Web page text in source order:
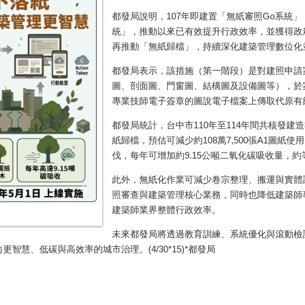
都發局說明，107年即建置「無紙審照Go系統
統」，推動以來已有效提升行政效率，並獲得
再推動「無紙歸檔」，持續深化建築管理數位
都發局表示，該措施（第一階段）是對建照申
圖、剖面圖、門窗圖、結構圖及設備圖等），
專業技師電子簽章的圖說電子檔案上傳取代原
都發局統計，台中市110年至114年間共核發建
紙歸檔，預估可減少約108萬7,500張A1圖紙使
伐，每年可增加約9.15公噸二氧化碳吸收量，
此外，無紙化作業可減少卷宗整理、搬運與實
照審查與建築管理核心業務，同時也降低建築
建築師業界整體行政效率。
未來都發局將透過教育訓練、系統優化與滾動
智慧、低碳與高效率的城市治理。(4/30*15)*都發局